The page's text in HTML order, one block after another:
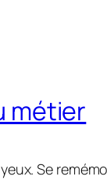
métier
yeux. Se